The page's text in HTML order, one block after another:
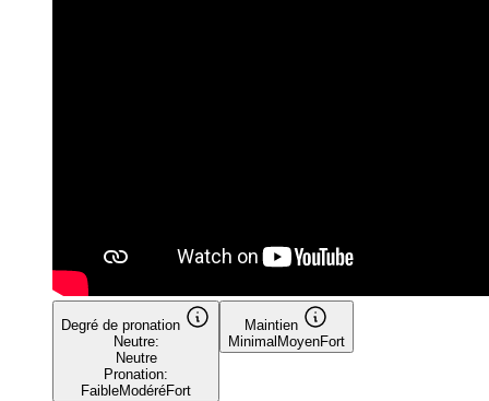
Degré de pronation
Neutre:
Neutre
Pronation:
FaibleModéréFort
Maintien
Minimal MoyenFort